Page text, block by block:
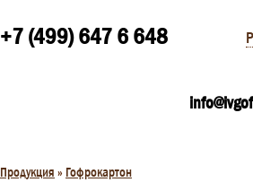
+7 (499) 647 6 648
Продукция » Гофрокартон